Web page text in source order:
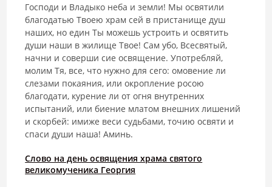
Господи и Владыко неба и земли! Мы освятили
благодатью Твоею храм сей в пристанище душ
наших, но един Ты можешь устроить и освя­тить
души наши в жилище Твое! Сам убо, Всесвятый,
начни и соверши сие освящение. Употребляй,
молим Тя, все, что нужно для сего: омове­ние ли
слезами покаяния, или окропление росою
благодати, курение ли от огня внутренних
испытаний, или биение млатом внешних лишений
и скорбей: имиже веси судьбами, точию освяти и
спаси души наша! Аминь.
Слово на день освящения храма святого
великомученика Георгия